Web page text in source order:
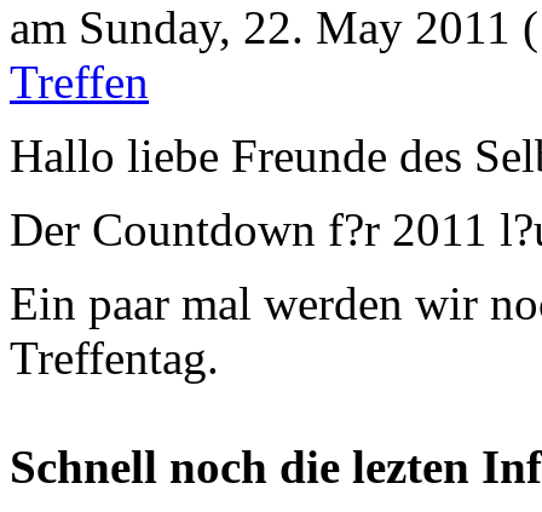
am Sunday, 22. May 2011
Treffen
Hallo liebe Freunde des
Der Countdown f?r 2011
Ein paar mal werden wir
Treffentag.
Schnell noch die lezten